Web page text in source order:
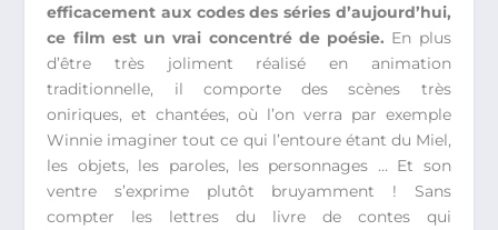
efficacement aux codes des séries d’aujourd’hui,
ce film est un vrai concentré de poésie. En plus
d’être très joliment réalisé en animation
traditionnelle, il comporte des scènes très
oniriques, et chantées, où l’on verra par exemple
Winnie imaginer tout ce qui l’entoure étant du Miel,
les objets, les paroles, les personnages … Et son
ventre s’exprime plutôt bruyamment ! Sans
compter les lettres du livre de contes qui